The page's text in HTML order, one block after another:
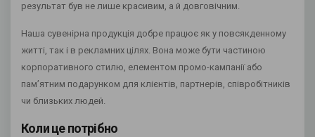
результат був не лише красивим, а й довговічним.
Наша сувенірна продукція добре працює як у повсякденному
житті, так і в рекламних цілях. Вона може бути частиною
корпоративного стилю, елементом промо-кампанії або
пам’ятним подарунком для клієнтів, партнерів, співробітників
чи близьких людей.
Коли це потрібно